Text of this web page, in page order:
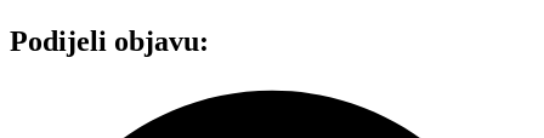
Podijeli objavu: